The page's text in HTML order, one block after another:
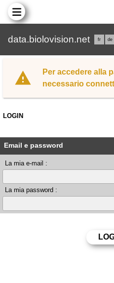
data.biolovision.net fr de
Per accedere alla
necessario
LOGIN
Email e password
La mia e-mail :
La mia password :